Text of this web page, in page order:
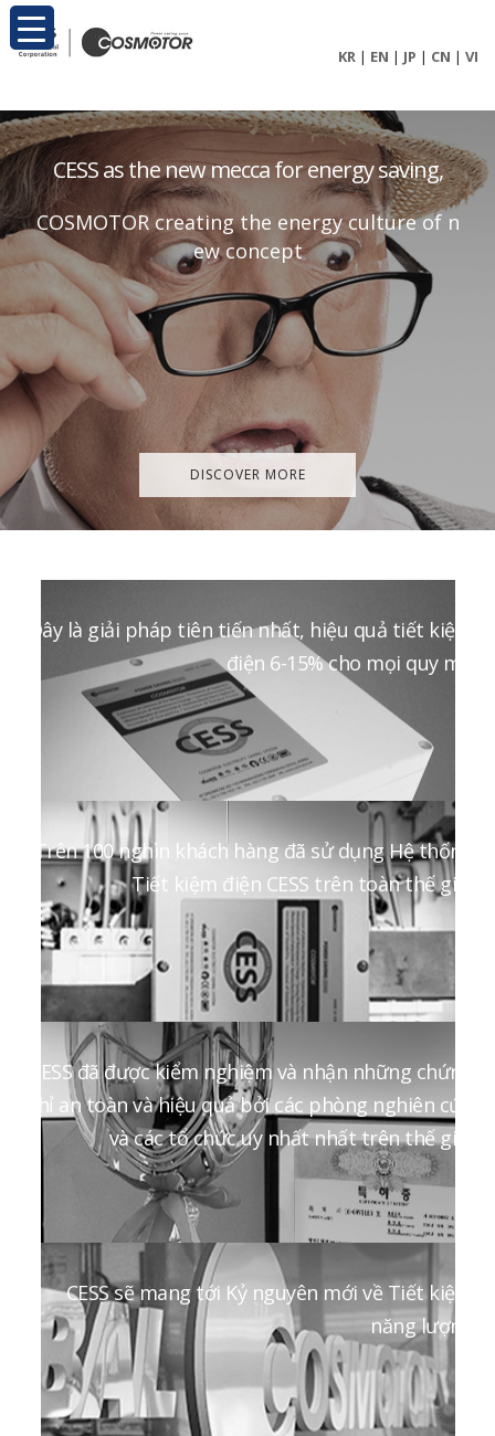
KR | EN | JP | CN | VI
CESS as thenewmecca forenergysaving,
COSMOTOR creating the energy culture of n
ew concept
DISCOVER MORE
Đây là giải pháp tiên tiến nhất, hiệu quả tiết kiệm
điện 6-15% cho mọi quy mô
Trên 100 nghìn khách hàng đã sử dụng Hệ thống
Tiết kiệm điện CESS trên toàn thế giới
CESS đã được kiểm nghiệm và nhận những chứng
chỉ an toàn và hiệu quả bởi các phòng nghiên cứu
và các tổ chức uy nhất nhất trên thế giới
CESS sẽ mang tới Kỷ nguyên mới về Tiết kiệm
năng lượng